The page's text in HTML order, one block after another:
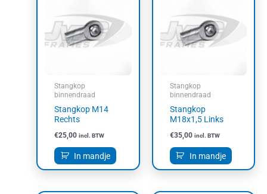
Stangkop
binnendraad
Stangkop M14
Rechts
€25,00 incl. BTW
In mandje
Stangkop
binnendraad
Stangkop
M18x1,5 Links
€35,00 incl. BTW
In mandje